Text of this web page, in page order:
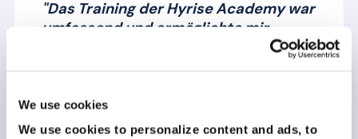
We use cookies
We use cookies to personalize content and ads, to
"Das Training der Hyrise Academy war
umfassend und ermöglichte mir
letztendlich, meine Leistung enorm zu